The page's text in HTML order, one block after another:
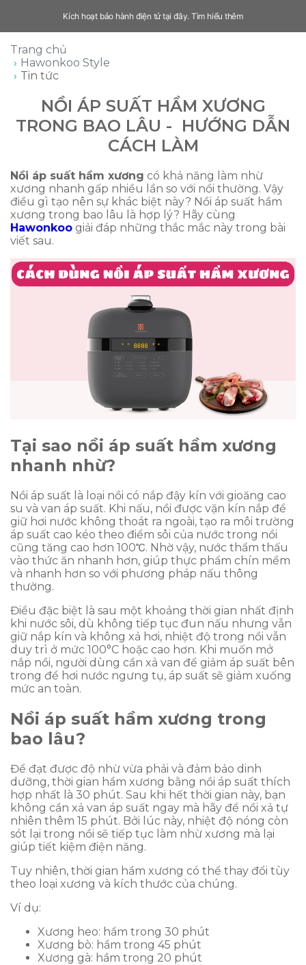
Kích hoạt bảo hành điện tử tại đây. Tìm hiểu thêm
Trang chủ
Hawonkoo Style
Tin tức
NỒI ÁP SUẤT HẦM XƯƠNG
TRONG BAO LÂU - HƯỚNG DẪN
CÁCH LÀM
Nồi áp suất hầm xương có khả năng làm nhừ
xương nhanh gấp nhiều lần so với nồi thường. Vậy
điều gì tạo nên sự khác biệt này? Nồi áp suất hầm
xương trong bao lâu là hợp lý? Hãy cùng
Hawonkoo giải đáp những thắc mắc này trong bài
viết sau.
Tại sao nồi áp suất hầm xương
nhanh nhừ?
Nồi áp suất là loại nồi có nắp đậy kín với gioăng cao
su và van áp suất. Khi nấu, nồi được vặn kín nắp để
giữ hơi nước không thoát ra ngoài, tạo ra môi trường
áp suất cao kéo theo điểm sôi của nước trong nồi
cũng tăng cao hơn 100℃. Nhờ vậy, nước thẩm thấu
vào thức ăn nhanh hơn, giúp thực phẩm chín mềm
và nhanh hơn so với phương pháp nấu thông
thường.
Điều đặc biệt là sau một khoảng thời gian nhất định
khi nước sôi, dù không tiếp tục đun nấu nhưng vẫn
giữ nắp kín và không xả hơi, nhiệt độ trong nồi vẫn
duy trì ở mức 100°C hoặc cao hơn. Khi muốn mở
nắp nồi, người dùng cần xả van để giảm áp suất bên
trong để hơi nước ngưng tụ, áp suất sẽ giảm xuống
mức an toàn.
Nồi áp suất hầm xương trong
bao lâu?
Để đạt được độ nhừ vừa phải và đảm bảo dinh
dưỡng, thời gian hầm xương bằng nồi áp suất thích
hợp nhất là 30 phút. Sau khi hết thời gian này, bạn
không cần xả van áp suất ngay mà hãy để nồi xả tự
nhiên thêm 15 phút. Bởi lúc này, nhiệt độ nóng còn
sót lại trong nồi sẽ tiếp tục làm nhừ xương mà lại
giúp tiết kiệm điện năng.
Tuy nhiên, thời gian hầm xương có thể thay đổi tùy
theo loại xương và kích thước của chúng.
Ví dụ:
Xương heo: hầm trong 30 phút
Xương bò: hầm trong 45 phút
Xương gà: hầm trong 20 phút